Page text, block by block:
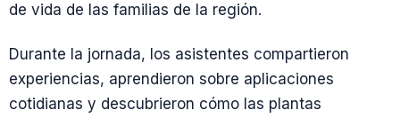
de vida de las familias de la región.
Durante la jornada, los asistentes compartieron
experiencias, aprendieron sobre aplicaciones
cotidianas y descubrieron cómo las plantas